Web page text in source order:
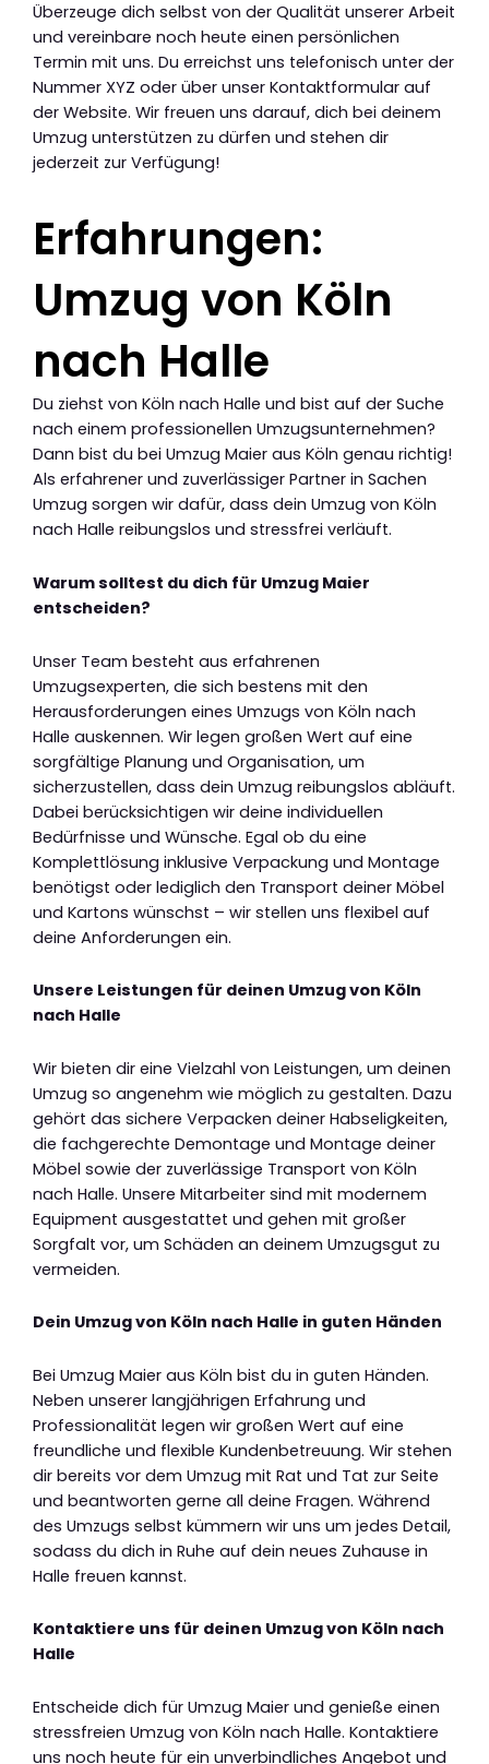
Überzeuge dich selbst von der Qualität unserer Arbeit
und vereinbare noch heute einen persönlichen
Termin mit uns. Du erreichst uns telefonisch unter der
Nummer XYZ oder über unser Kontaktformular auf
der Website. Wir freuen uns darauf, dich bei deinem
Umzug unterstützen zu dürfen und stehen dir
jederzeit zur Verfügung!
Erfahrungen:
Umzug von Köln
nach Halle
Du ziehst von Köln nach Halle und bist auf der Suche
nach einem professionellen Umzugsunternehmen?
Dann bist du bei Umzug Maier aus Köln genau richtig!
Als erfahrener und zuverlässiger Partner in Sachen
Umzug sorgen wir dafür, dass dein Umzug von Köln
nach Halle reibungslos und stressfrei verläuft.
Warum solltest du dich für Umzug Maier
entscheiden?
Unser Team besteht aus erfahrenen
Umzugsexperten, die sich bestens mit den
Herausforderungen eines Umzugs von Köln nach
Halle auskennen. Wir legen großen Wert auf eine
sorgfältige Planung und Organisation, um
sicherzustellen, dass dein Umzug reibungslos abläuft.
Dabei berücksichtigen wir deine individuellen
Bedürfnisse und Wünsche. Egal ob du eine
Komplettlösung inklusive Verpackung und Montage
benötigst oder lediglich den Transport deiner Möbel
und Kartons wünschst – wir stellen uns flexibel auf
deine Anforderungen ein.
Unsere Leistungen für deinen Umzug von Köln
nach Halle
Wir bieten dir eine Vielzahl von Leistungen, um deinen
Umzug so angenehm wie möglich zu gestalten. Dazu
gehört das sichere Verpacken deiner Habseligkeiten,
die fachgerechte Demontage und Montage deiner
Möbel sowie der zuverlässige Transport von Köln
nach Halle. Unsere Mitarbeiter sind mit modernem
Equipment ausgestattet und gehen mit großer
Sorgfalt vor, um Schäden an deinem Umzugsgut zu
vermeiden.
Dein Umzug von Köln nach Halle in guten Händen
Bei Umzug Maier aus Köln bist du in guten Händen.
Neben unserer langjährigen Erfahrung und
Professionalität legen wir großen Wert auf eine
freundliche und flexible Kundenbetreuung. Wir stehen
dir bereits vor dem Umzug mit Rat und Tat zur Seite
und beantworten gerne all deine Fragen. Während
des Umzugs selbst kümmern wir uns um jedes Detail,
sodass du dich in Ruhe auf dein neues Zuhause in
Halle freuen kannst.
Kontaktiere uns für deinen Umzug von Köln nach
Halle
Entscheide dich für Umzug Maier und genieße einen
stressfreien Umzug von Köln nach Halle. Kontaktiere
uns noch heute für ein unverbindliches Angebot und